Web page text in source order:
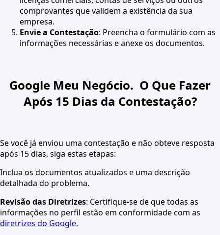
comprovantes que validem a existência da sua
empresa.
Envie a Contestação: Preencha o formulário com as
informações necessárias e anexe os documentos.
Google Meu Negócio. O Que Fazer
Após 15 Dias da Contestação?
Se você já enviou uma contestação e não obteve resposta
após 15 dias, siga estas etapas:
Inclua os documentos atualizados e uma descrição
detalhada do problema.
Revisão das Diretrizes: Certifique-se de que todas as
informações no perfil estão em conformidade com as
diretrizes do Google.